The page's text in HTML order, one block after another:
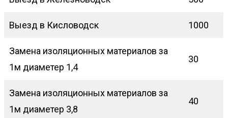
Выезд в Кисловодск 1000
Замена изоляционных материалов за
1м диаметер 1,4
30
Замена изоляционных материалов за
1м диаметер 3,8
40